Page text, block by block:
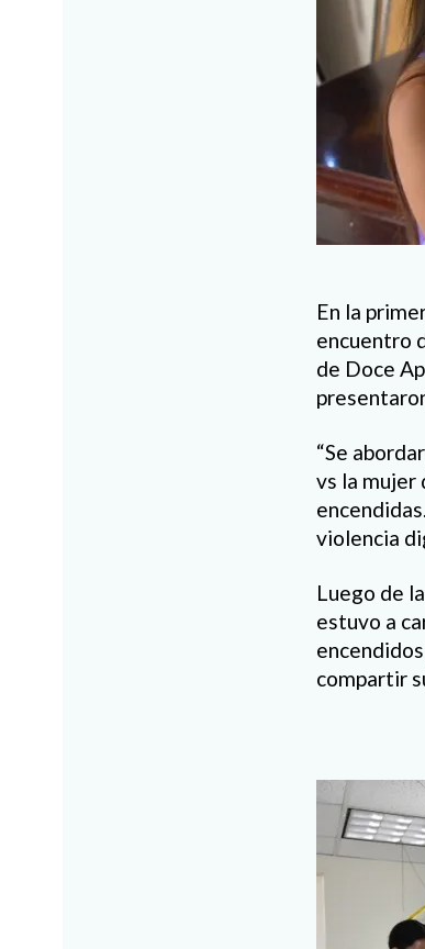
En la
encuentro
de Doce
“Se
vs la mujer
violencia
Luego de
estuvo a
compartir